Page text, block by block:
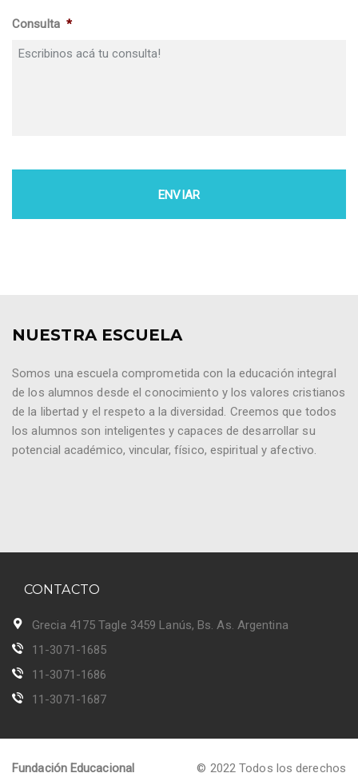
Consulta *
NUESTRA ESCUELA
Somos una escuela comprometida con la educación integral
de los alumnos desde el conocimiento y los valores cristianos
de la libertad y el respeto a la diversidad. Creemos que todos
los alumnos son inteligentes y capaces de desarrollar su
potencial académico, vincular, físico, espiritual y afectivo.
CONTACTO
Grecia 4175 Tagle 3459 Lanús, Bs. As. Argentina
11-3071-1685
11-3071-1686
11-3071-1687
Fundación Educacional © 2022 Todos los derechos